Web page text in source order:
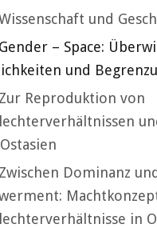
und
– Space:
und
Reproduktion von
Dominanz
in